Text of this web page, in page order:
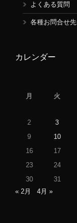
よくある質問
各種お問合せ先
カレンダー
月 火
2
3
9
10
16
17
23
24
30
31
« 2月
4月 »